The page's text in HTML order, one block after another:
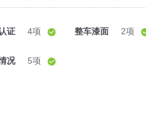
证 4项 整车漆面 2项
况 5项